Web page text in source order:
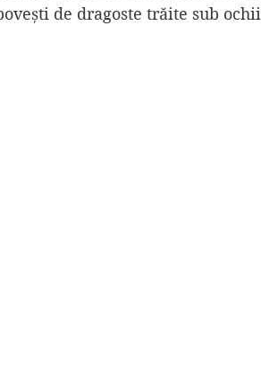
de dragoste trăite sub ochii